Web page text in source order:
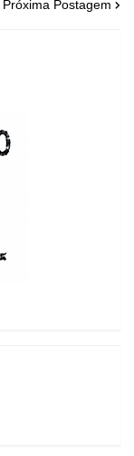
Próxima Postagem